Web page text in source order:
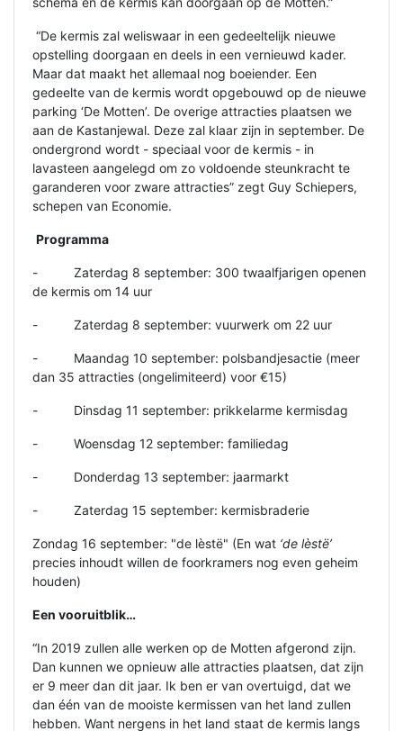
“De kermis zal weliswaar in een gedeeltelijk nieuwe
opstelling doorgaan en deels in een vernieuwd kader.
Maar dat maakt het allemaal nog boeiender. Een
gedeelte van de kermis wordt opgebouwd op de nieuwe
parking ‘De Motten’. De overige attracties plaatsen we
aan de Kastanjewal. Deze zal klaar zijn in september. De
ondergrond wordt - speciaal voor de kermis - in
lavasteen aangelegd om zo voldoende steunkracht te
garanderen voor zware attracties” zegt Guy Schiepers,
schepen van Economie.
Programma
- Zaterdag 8 september: 300 twaalfjarigen openen
de kermis om 14 uur
- Zaterdag 8 september: vuurwerk om 22 uur
- Maandag 10 september: polsbandjesactie (meer
dan 35 attracties (ongelimiteerd) voor €15)
- Dinsdag 11 september: prikkelarme kermisdag
- Woensdag 12 september: familiedag
- Donderdag 13 september: jaarmarkt
- Zaterdag 15 september: kermisbraderie
Zondag 16 september: "de lèstë" (En wat ‘de lèstë’
precies inhoudt willen de foorkramers nog even geheim
houden)
Een vooruitblik…
“In 2019 zullen alle werken op de Motten afgerond zijn.
Dan kunnen we opnieuw alle attracties plaatsen, dat zijn
er 9 meer dan dit jaar. Ik ben er van overtuigd, dat we
dan één van de mooiste kermissen van het land zullen
hebben. Want nergens in het land staat de kermis langs